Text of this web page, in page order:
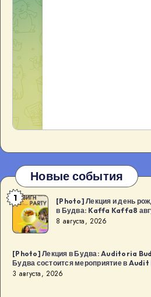
Новые события
[Photo]
Лекция
и
рождения
дизайн-
1
[Photo] Лекция и день
в Будва: Kaffa Kaffa8
8 августа, 2026
[Photo] Лекция в Будва: Auditoria
Будва состоится мероприятие в
3 августа, 2026